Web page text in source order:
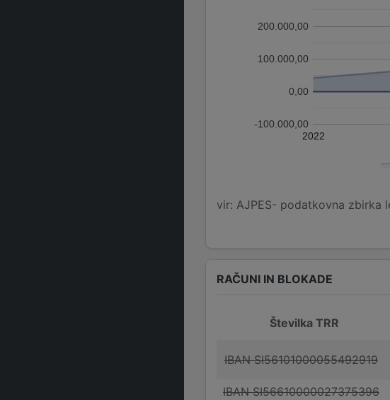
2022
-100.000,00
0,00
100.000,00
200.000,00
vir: AJPES- podatkovna zbirka
RAČUNI IN BLOKADE
Številka TRR
IBAN SI56101000055492919
IBAN SI56610000027375396